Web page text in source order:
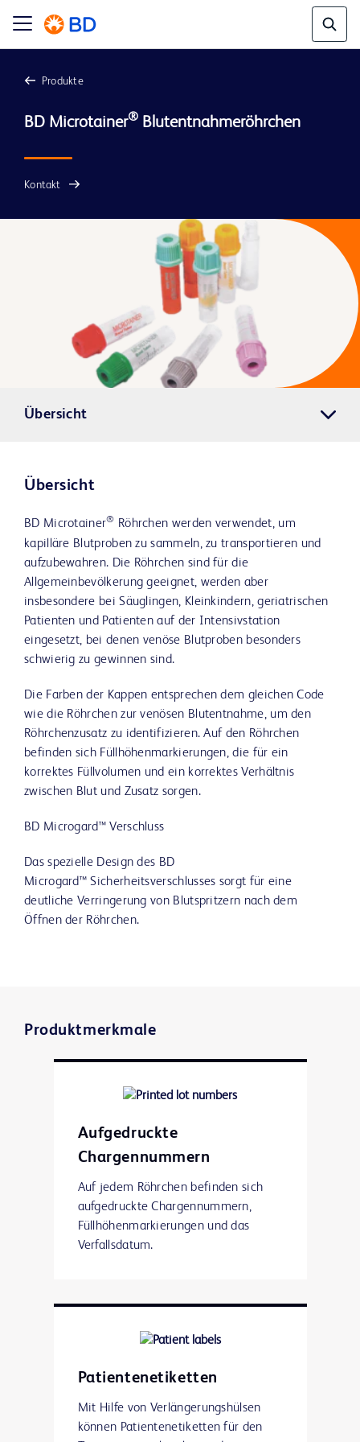
Produkte
BD Microtainer®
Kontakt
Übersicht
Übersicht
BD Microtainer® Röhrchen werden verwendet, um
kapilläre Blutproben zu sammeln, zu transportieren und
aufzubewahren. Die Röhrchen sind für die
Allgemeinbevölkerung geeignet, werden aber
insbesondere bei Säuglingen, Kleinkindern, geriatrischen
Patienten und Patienten auf der Intensivstation
eingesetzt, bei denen venöse Blutproben besonders
schwierig zu gewinnen sind.
Die Farben der Kappen entsprechen dem gleichen Code
wie die Röhrchen zur venösen Blutentnahme, um den
Röhrchenzusatz zu identifizieren. Auf den Röhrchen
befinden sich Füllhöhenmarkierungen, die für ein
korrektes Füllvolumen und ein korrektes Verhältnis
zwischen Blut und Zusatz sorgen.
BD Microgard™ Verschluss
Das spezielle Design des BD
Microgard™ Sicherheitsverschlusses sorgt für eine
deutliche Verringerung von Blutspritzern nach dem
Öffnen der Röhrchen.
Produktmerkmale
Aufgedruckte
Chargennummern
Auf jedem Röhrchen befinden sich
aufgedruckte Chargennummern,
Füllhöhenmarkierungen und das
Verfallsdatum.
Patientenetiketten
Mit Hilfe von Verlängerungshülsen
können Patientenetiketten für den